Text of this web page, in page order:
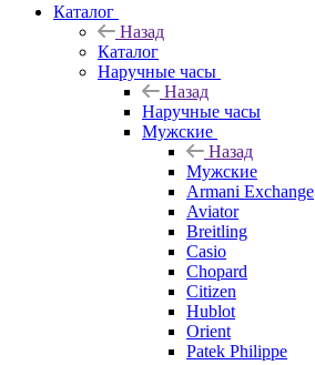
Каталог
Назад
Каталог
Наручные часы
Назад
Наручные часы
Мужские
Назад
Мужские
Armani Exchange
Aviator
Breitling
Casio
Chopard
Citizen
Hublot
Orient
Patek Philippe